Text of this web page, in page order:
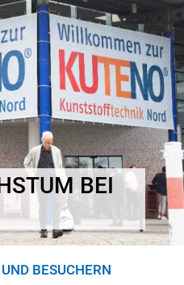
BEI
BESUCHERN